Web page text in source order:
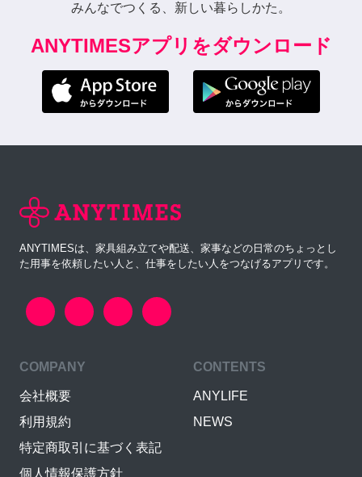
みんなでつくる、新しい暮らしかた。
ANYTIMESアプリをダウンロード
ANYTIMESは、家具組み立てや配送、家事などの日常のちょっとし
た用事を依頼したい人と、仕事をしたい人をつなげるアプリです。
COMPANY
会社概要
利用規約
特定商取引に基づく表記
個人情報保護方針
CONTENTS
ANYLIFE
NEWS